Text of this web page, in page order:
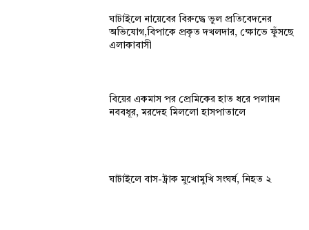
ঘাটাইলে নায়েবের বিরুদ্ধে ভুল প্রতিবেদনের
অভিযোগ,বিপাকে প্রকৃত দখলদার, ক্ষোভে ফুঁসছে
এলাকাবাসী
বিয়ের একমাস পর প্রেমিকের হাত ধরে পলায়ন
নববধূর, মরদেহ মিললো হাসপাতালে
ঘাটাইলে বাস-ট্রাক মুখোমুখি সংঘর্ষ, নিহত ২